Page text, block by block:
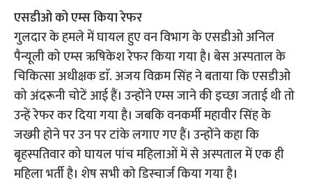
एसडीओ को एम्स किया रेफर
गुलदार के हमले में घायल हुए वन विभाग के एसडीओ अनिल
पैन्यूली को एम्स ऋषिकेश रेफर किया गया है। बेस अस्पताल के
चिकित्सा अधीक्षक डाॅ. अजय विक्रम सिंह ने बताया कि एसडीओ
को अंदरूनी चोटें आई हैं। उन्होंने एम्स जाने की इच्छा जताई थी तो
उन्हें रेफर कर दिया गया है। जबकि वनकर्मी महावीर सिंह के
जख्मी होने पर उन पर टांके लगाए गए हैं। उन्होंने कहा कि
बृहस्पतिवार को घायल पांच महिलाओं में से अस्पताल में एक ही
महिला भर्ती है। शेष सभी को डिस्चार्ज किया गया है।